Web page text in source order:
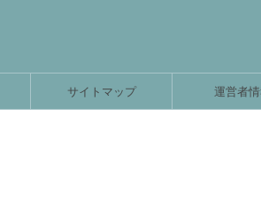
サイトマップ 運営者